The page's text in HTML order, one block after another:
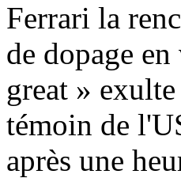
Ferrari la
de dopage
great »
témoin de
après une